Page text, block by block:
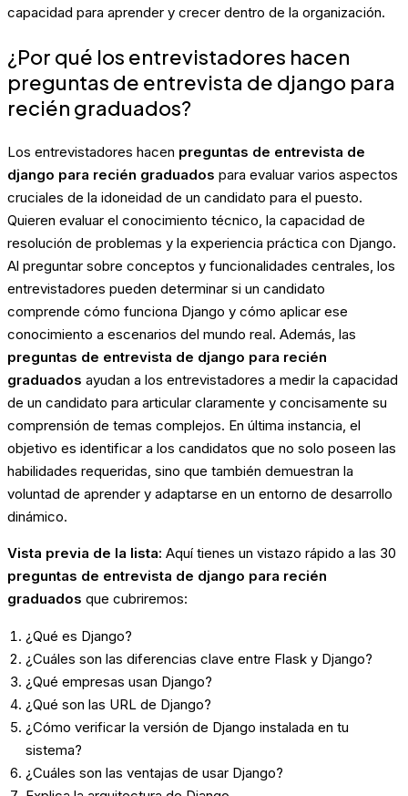
capacidad para aprender y crecer dentro de la organización.
¿Por qué los entrevistadores hacen
preguntas de entrevista de django para
recién graduados?
Los entrevistadores hacen preguntas de entrevista de
django para recién graduados para evaluar varios aspectos
cruciales de la idoneidad de un candidato para el puesto.
Quieren evaluar el conocimiento técnico, la capacidad de
resolución de problemas y la experiencia práctica con Django.
Al preguntar sobre conceptos y funcionalidades centrales, los
entrevistadores pueden determinar si un candidato
comprende cómo funciona Django y cómo aplicar ese
conocimiento a escenarios del mundo real. Además, las
preguntas de entrevista de django para recién
graduados ayudan a los entrevistadores a medir la capacidad
de un candidato para articular claramente y concisamente su
comprensión de temas complejos. En última instancia, el
objetivo es identificar a los candidatos que no solo poseen las
habilidades requeridas, sino que también demuestran la
voluntad de aprender y adaptarse en un entorno de desarrollo
dinámico.
Vista previa de la lista: Aquí tienes un vistazo rápido a las 30
preguntas de entrevista de django para recién
graduados que cubriremos:
¿Qué es Django?
¿Cuáles son las diferencias clave entre Flask y Django?
¿Qué empresas usan Django?
¿Qué son las URL de Django?
¿Cómo verificar la versión de Django instalada en tu
sistema?
¿Cuáles son las ventajas de usar Django?